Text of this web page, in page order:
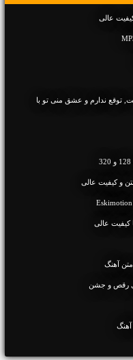
عالی
توقع ندارم و عشق منی تو با
و کیفیت عالی
کیفیت عالی
آهنگ
رقص و جشن
آهنگ